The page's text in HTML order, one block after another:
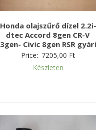
Honda olajszűrő dízel 2.2i-
dtec Accord 8gen CR-V
3gen- Civic 8gen RSR gyári
Price: 7205,00 Ft
Készleten